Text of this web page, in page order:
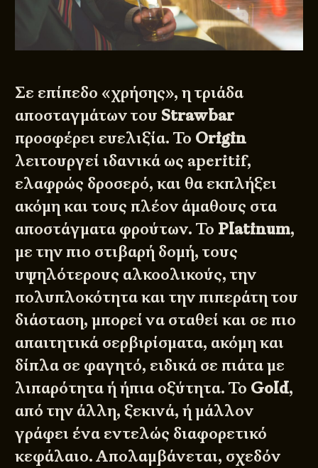
Σε επίπεδο «χρήσης», η τριάδα
αποσταγμάτων του Strawbar
προσφέρει ευελιξία. Το Origin
λειτουργεί ιδανικά ως aperitif,
ελαφρώς δροσερό, και θα εκπλήξει
ακόμη και τους πλέον άμαθους στα
αποστάγματα φρούτων. Το Platinum,
με την πιο στιβαρή δομή, τους
υψηλότερους αλκοολικούς, την
πολυπλοκότητα και την πιπεράτη του
διάσταση, μπορεί να σταθεί και σε πιο
απαιτητικά σερβιρίσματα, ακόμη και
δίπλα σε φαγητό, ειδικά σε πιάτα με
λιπαρότητα ή ήπια οξύτητα. Το Gold,
από την άλλη, ξεκινά, ή μάλλον
γράφει ένα εντελώς διαφορετικό
κεφάλαιο. Απολαμβάνεται, σχεδόν